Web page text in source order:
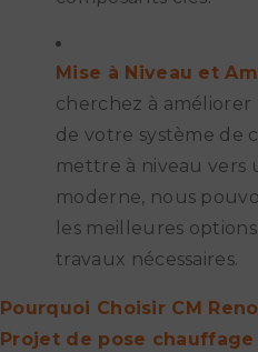
Mise à Niveau et
cherchez à
de votre système de
mettre à niveau vers
moderne, nous
les meilleures
travaux nécessaires.
Pourquoi Choisir CM
Projet de pose chauffage